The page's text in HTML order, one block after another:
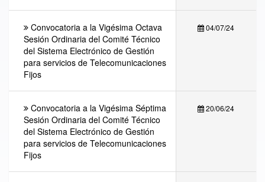
Convocatoria a la Vigésima Octava
Sesión Ordinaria del Comité Técnico
del Sistema Electrónico de Gestión
para servicios de Telecomunicaciones
Fijos
04/07/24
Convocatoria a la Vigésima Séptima
Sesión Ordinaria del Comité Técnico
del Sistema Electrónico de Gestión
para servicios de Telecomunicaciones
Fijos
20/06/24